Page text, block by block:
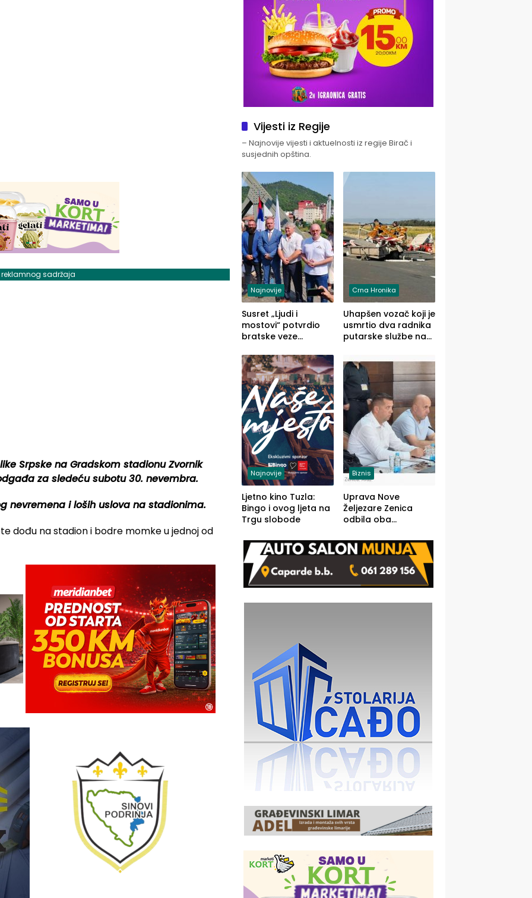
reklamnog sadržaja
Srpske na Gradskom stadionu Zvornik
za sledeću subotu 30. nevembra.
nevremena i loših uslova na stadionima.
dođu na stadion i bodre momke u jednoj od
Vijesti iz Regije
– Najnovije vijesti i aktuelnosti iz regije Birač i
susjednih opština.
Najnovije
Susret „Ljudi i
mostovi“ potvrdio
bratske veze
Zvornika
Crna Hronika
Uhapšen vozač koji je
usmrtio dva radnika
putarske službe na
prema Šapcu
(FOTO)
Najnovije
Ljetno kino Tuzla:
Bingo i ovog ljeta na
Trgu slobode
Biznis
Uprava Nove
Željezare Zenica
odbila oba
FBiH: Ustrajni da je
stečaj jedino rješenje